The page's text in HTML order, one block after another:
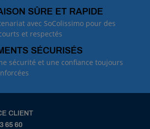
SÛRE ET RAPIDE
avec SoColissimo pour des
et respectés
SÉCURISÉS
sécurité et une confiance toujours
CLIENT
65 60